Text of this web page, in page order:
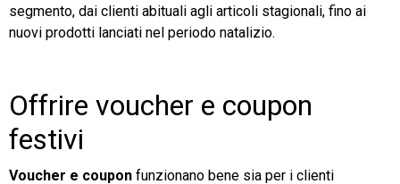
segmento, dai clienti abituali agli articoli stagionali, fino ai
nuovi prodotti lanciati nel periodo natalizio.
Offrire voucher e coupon
festivi
Voucher e coupon funzionano bene sia per i clienti